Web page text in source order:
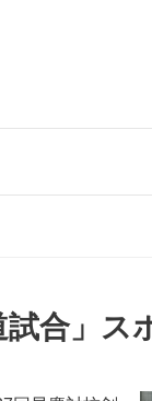
合」ス